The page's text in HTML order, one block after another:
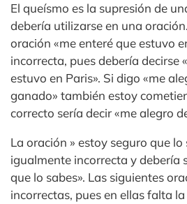
El queísmo es la supresión de
debería utilizarse en una
oración «me enteré que estuvo
incorrecta, pues debería decirse
estuvo en Paris». Si digo «me
ganado» también estoy
correcto sería decir «me alegro
La oración » estoy seguro que lo
igualmente incorrecta y debería
que lo sabes». Las siguientes
incorrectas, pues en ellas falta